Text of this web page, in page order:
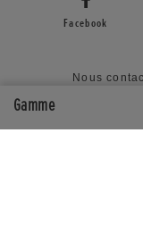
Gamme
Facebook
Nous